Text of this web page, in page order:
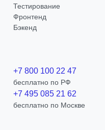
Тестирование
Фронтенд
Бэкенд
+7 800 100 22 47
бесплатно по РФ
+7 495 085 21 62
бесплатно по Москве